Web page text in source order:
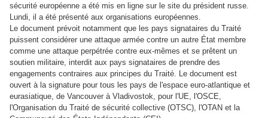
sécurité européenne a été mis en ligne sur le site du président russe.
Lundi, il a été présenté aux organisations européennes.
Le document prévoit notamment que les pays signataires du Traité
puissent considérer une attaque armée contre un autre État membre
comme une attaque perpétrée contre eux-mêmes et se prêtent un
soutien militaire, interdit aux pays signataires de prendre des
engagements contraires aux principes du Traité. Le document est
ouvert à la signature pour tous les pays de l'espace euro-atlantique et
eurasiatique, de Vancouver à Vladivostok, pour l'UE, l'OSCE,
l'Organisation du Traité de sécurité collective (OTSC), l'OTAN et la